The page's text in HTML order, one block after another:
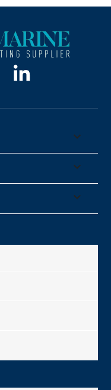
Instagram


